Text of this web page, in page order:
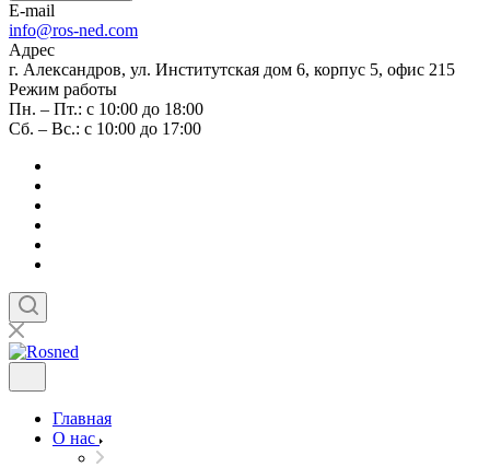
E-mail
info@ros-ned.com
Адрес
г. Александров, ул. Институтская дом 6, корпус 5, офис 215
Режим работы
Пн. – Пт.: с 10:00 до 18:00
Сб. – Вс.: с 10:00 до 17:00
Главная
О нас